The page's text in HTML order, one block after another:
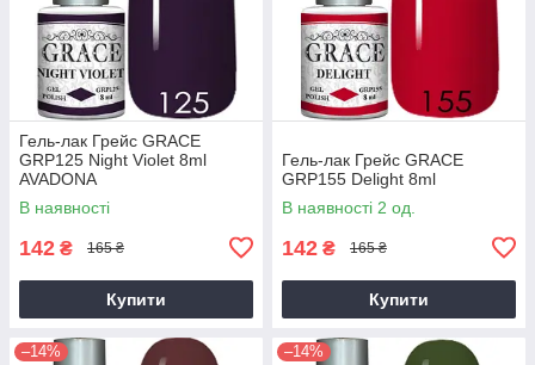
Гель-лак Грейс GRACE
GRP125 Night Violet 8ml
AVADONA
В наявності
142 ₴ 165 ₴
Купити
Гель-лак Грейс GRACE
GRP155 Delight 8ml
В наявності 2 од.
142 ₴ 165 ₴
Купити
–14% –14%